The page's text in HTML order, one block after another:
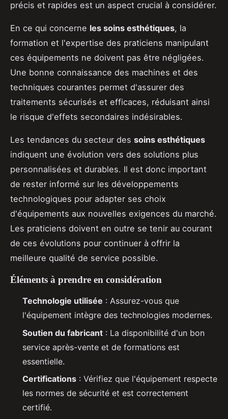
précis et rapides est un aspect crucial à considérer.
En ce qui concerne les soins esthétiques, la
formation et l'expertise des praticiens manipulant
ces équipements ne doivent pas être négligées.
Une bonne connaissance des machines et des
techniques courantes permet d'assurer des
traitements sécurisés et efficaces, réduisant ainsi
le risque d'effets secondaires indésirables.
Les tendances du secteur des soins esthétiques
indiquent une évolution vers des solutions plus
personnalisées et durables. Il est donc important
de rester informé sur les développements
technologiques pour adapter ses choix
d'équipements aux nouvelles exigences du marché.
Les praticiens doivent en outre se tenir au courant
de ces évolutions pour continuer à offrir la
meilleure qualité de service possible.
Éléments à prendre en considération
Technologie utilisée : Assurez-vous que
l'équipement intègre des technologies modernes.
Soutien du fabricant : La disponibilité d'un bon
service après-vente et de formations est
essentielle.
Certifications : Vérifiez que l'équipement respecte
les normes de sécurité et est correctement
certifié.